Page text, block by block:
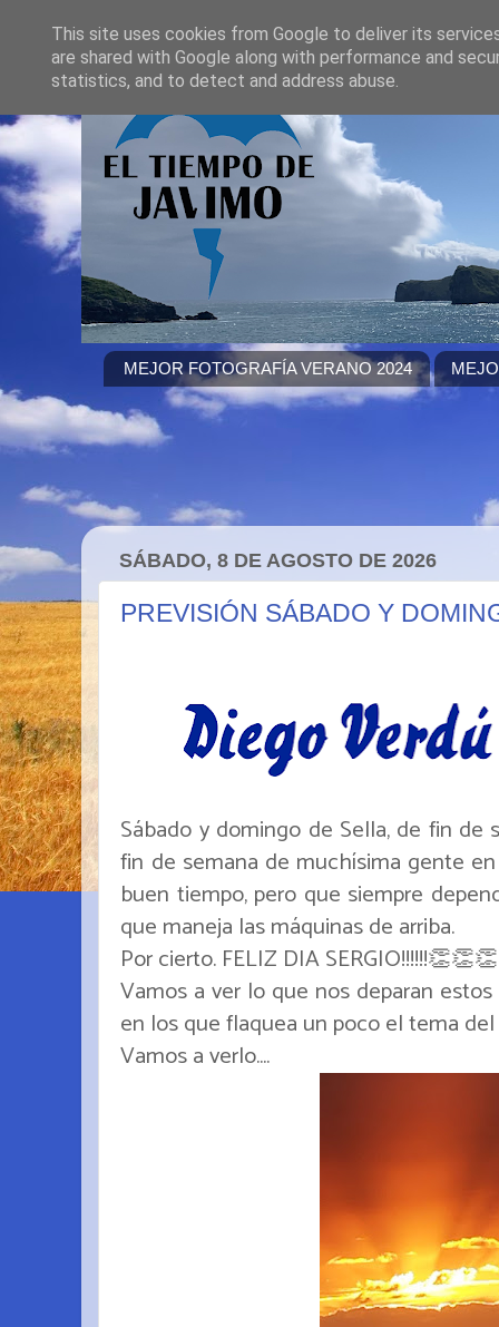
MEJOR FOTOGRAFÍA VERANO 2024
SÁBADO, 8 DE AGOSTO DE 2026
PREVISIÓN SÁBADO Y
Sábado y domingo de Sella, de fin
fin de semana de muchísima gente
buen tiempo, pero que siempre
que maneja las máquinas de arriba.
Por cierto. FELIZ DIA SERGIO!!!!!!👏👏👏
Vamos a ver lo que nos deparan
en los que flaquea un poco el tema
Vamos a verlo....
This site uses cookies from Google to deliver its
are shared with Google along with performance and
statistics, and to detect and address abuse.